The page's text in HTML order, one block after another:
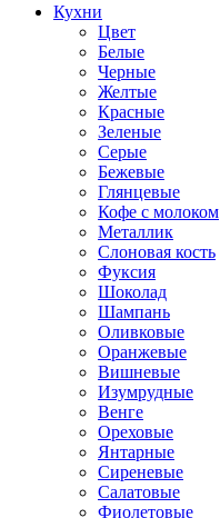
Кухни
Цвет
Белые
Черные
Желтые
Красные
Зеленые
Серые
Бежевые
Глянцевые
Кофе с молоком
Металлик
Слоновая кость
Фуксия
Шоколад
Шампань
Оливковые
Оранжевые
Вишневые
Изумрудные
Венге
Ореховые
Янтарные
Сиреневые
Салатовые
Фиолетовые